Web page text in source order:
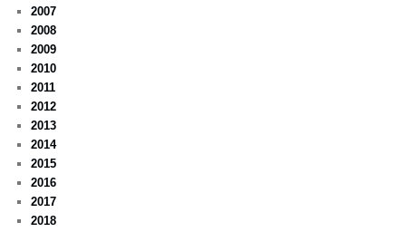
2007
2008
2009
2010
2011
2012
2013
2014
2015
2016
2017
2018